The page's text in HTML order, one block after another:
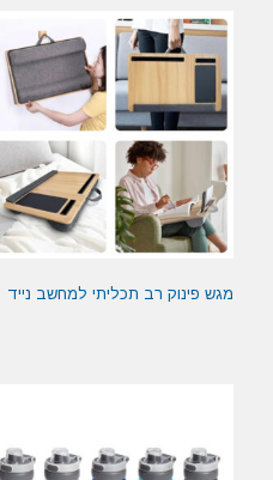
מגש פינוק רב תכליתי למחשב נייד